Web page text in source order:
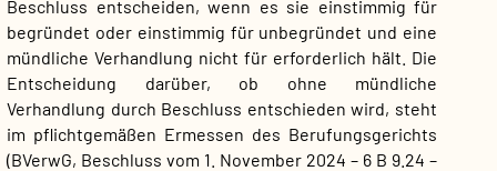
Beschluss entscheiden, wenn es sie einstimmig für
begründet oder einstimmig für unbegründet und eine
mündliche Verhandlung nicht für erforderlich hält. Die
Entscheidung darüber, ob ohne mündliche
Verhandlung durch Beschluss entschieden wird, steht
im pflichtgemäßen Ermessen des Berufungsgerichts
(BVerwG, Beschluss vom 1. November 2024 – 6 B 9.24 –